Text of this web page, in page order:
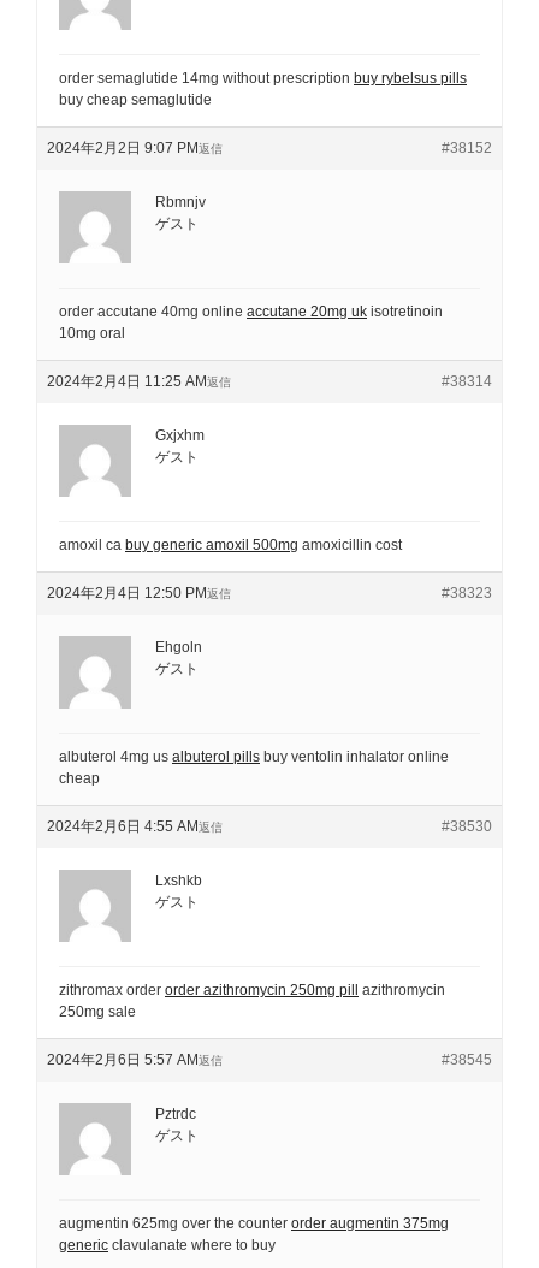
order semaglutide 14mg without prescription buy rybelsus pills
buy cheap semaglutide
2024年2月2日 9:07 PM #38152
返信
Rbmnjv
ゲスト
order accutane 40mg online accutane 20mg uk isotretinoin
10mg oral
2024年2月4日 11:25 AM #38314
返信
Gxjxhm
ゲスト
amoxil ca buy generic amoxil 500mg amoxicillin cost
2024年2月4日 12:50 PM #38323
返信
Ehgoln
ゲスト
albuterol 4mg us albuterol pills buy ventolin inhalator online
cheap
2024年2月6日 4:55 AM #38530
返信
Lxshkb
ゲスト
zithromax order order azithromycin 250mg pill azithromycin
250mg sale
2024年2月6日 5:57 AM #38545
返信
Pztrdc
ゲスト
augmentin 625mg over the counter order augmentin 375mg
generic clavulanate where to buy